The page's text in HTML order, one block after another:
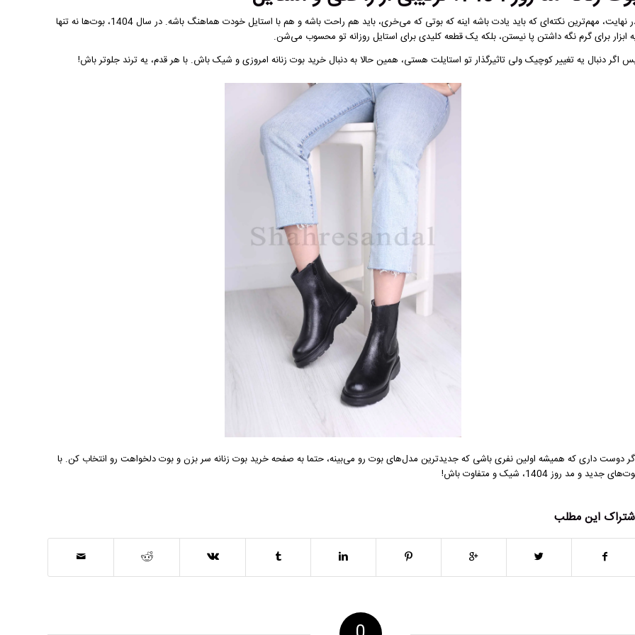
در نهایت، مهم‌ترین نکته‌ای که باید یادت باشه اینه که بوتی که می‌خری، باید هم راحت باشه و هم با استایل خودت هماهنگ باشه. در سال 1404، بوت‌ها نه تنها
ابزار برای گرم نگه داشتن پا نیستن، بلکه یک قطعه کلیدی برای استایل روزانه تو محسوب می‌شن.
اگر دنبال یه تغییر کوچیک ولی تاثیرگذار تو استایلت هستی، همین حالا به دنبال خرید بوت زنانه امروزی و شیک باش. با هر قدم، یه ترند جلوتر باش!
دوست داری که همیشه اولین نفری باشی که جدیدترین مدل‌های بوت رو می‌بینه، حتما به صفحه خرید بوت زنانهسر بزن و بوت دلخواهت رو انتخاب کن. با
جدید و مد روز 1404، شیک و متفاوت باش!
این مطلب